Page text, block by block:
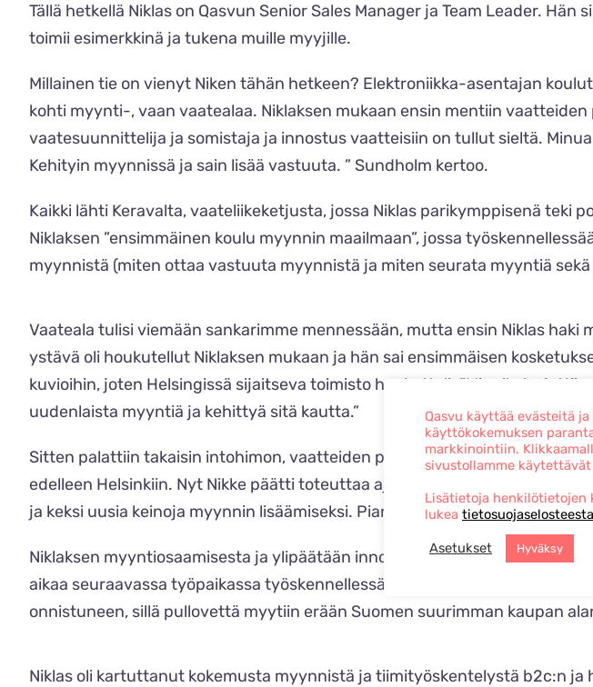
Tällä hetkellä Niklas on Qasvun Senior Sales Manager ja Team Leader.
toimii esimerkkinä ja tukena muille myyjille.
Millainen tie on vienyt Niken tähän hetkeen? Elektroniikka-asentajan
kohti myynti-, vaan vaatealaa. Niklaksen mukaan ensin mentiin
vaatesuunnittelija ja somistaja ja innostus vaatteisiin on tullut sieltä.
Kehityin myynnissä ja sain lisää vastuuta. ” Sundholm kertoo.
Kaikki lähti Keravalta, vaateliikeketjusta, jossa Niklas parikymppisenä teki
Niklaksen ”ensimmäinen koulu myynnin maailmaan”, jossa
myynnistä (miten ottaa vastuuta myynnistä ja miten seurata myyntiä
Vaateala tulisi viemään sankarimme mennessään, mutta ensin Niklas
ystävä oli houkutellut Niklaksen mukaan ja hän sai ensimmäisen
kuvioihin, joten Helsingissä sijaitseva toimisto houkutteli: ”Minulle
uudenlaista myyntiä ja kehittyä sitä kautta.”
Sitten palattiin takaisin intohimon, vaatteiden pariin. Kaverin
edelleen Helsinkiin. Nyt Nikke päätti toteuttaa ajatuksensa ja muutti
ja keksi uusia keinoja myynnin lisäämiseksi. Pian hän siirtyikin
Niklaksen myyntiosaamisesta ja ylipäätään innosta myyntiin kertoo
aikaa seuraavassa työpaikassa työskennellessään. Projekti oli
onnistuneen, sillä pullovettä myytiin erään Suomen suurimman kaupan
Niklas oli kartuttanut kokemusta myynnistä ja tiimityöskentelystä b2c:n
Qasvu käyttää evästeitä
käyttökokemuksen
markkinointiin.
sivustollamme käytettävät
Lisätietoja henkilötietojen
lukea
Asetukset Hyväksy